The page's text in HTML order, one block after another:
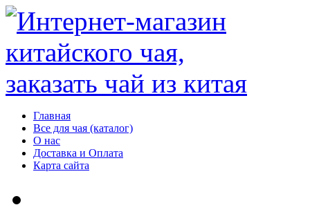
Главная
Все для чая (каталог)
О нас
Доставка и Оплата
Карта сайта